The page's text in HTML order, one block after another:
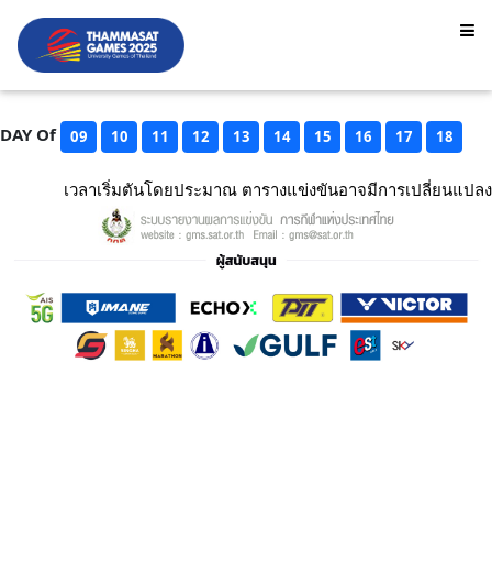
DAY Of 09 10 11 12 13 14 15 16 17 18
เวลาเริ่มตันโดยประมาณ ตารางแข่งขันอาจมีการเปลี่ยนแปลง